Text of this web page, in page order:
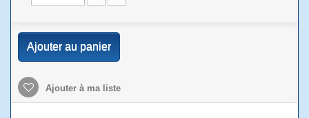
Ajouter au panier
Ajouter à ma liste